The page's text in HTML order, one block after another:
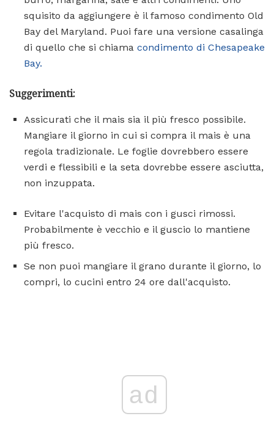
squisito da aggiungere è il famoso condimento Old
Bay del Maryland. Puoi fare una versione casalinga
di quello che si chiama condimento di Chesapeake
Bay.
Suggerimenti:
Assicurati che il mais sia il più fresco possibile.
Mangiare il giorno in cui si compra il mais è una
regola tradizionale. Le foglie dovrebbero essere
verdi e flessibili e la seta dovrebbe essere asciutta,
non inzuppata.
Evitare l'acquisto di mais con i gusci rimossi.
Probabilmente è vecchio e il guscio lo mantiene
più fresco.
Se non puoi mangiare il grano durante il giorno, lo
compri, lo cucini entro 24 ore dall'acquisto.
ad